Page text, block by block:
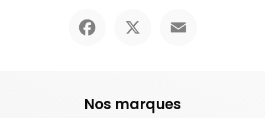
Nos marques